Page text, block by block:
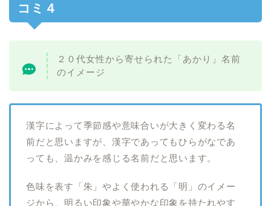
コミ４
２０代女性から寄せられた「あかり」名前
のイメージ
漢字によって季節感や意味合いが大きく変わる名
前だと思いますが、漢字であってもひらがなであ
っても、温かみを感じる名前だと思います。
色味を表す「朱」やよく使われる「明」のイメー
ジから、明るい印象や華やかな印象を持たれやす